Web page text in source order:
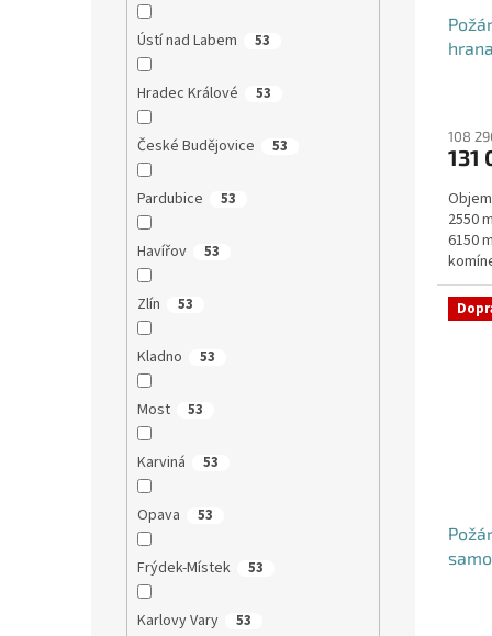
Ústí nad Labem 53
Hradec Králové 53
České Budějovice 53
Pardubice 53
Havířov 53
Zlín 53
Kladno 53
Most 53
Karviná 53
Opava 53
Frýdek-Místek 53
Karlovy Vary 53
je
z
5
108
131
2550
6150